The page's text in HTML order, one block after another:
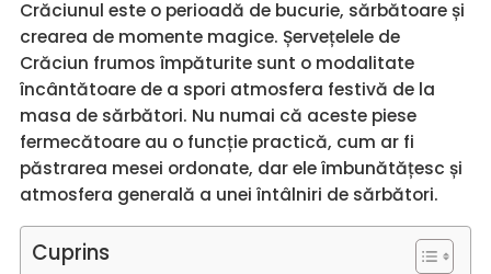
Crăciunul este o perioadă de bucurie, sărbătoare și
crearea de momente magice. Șervețelele de
Crăciun frumos împăturite sunt o modalitate
încântătoare de a spori atmosfera festivă de la
masa de sărbători. Nu numai că aceste piese
fermecătoare au o funcție practică, cum ar fi
păstrarea mesei ordonate, dar ele îmbunătățesc și
atmosfera generală a unei întâlniri de sărbători.
Cuprins